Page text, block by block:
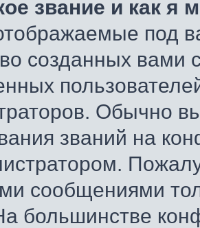
звание и как я
под
созданных
Обычно
званий на
сообщениями
большинстве